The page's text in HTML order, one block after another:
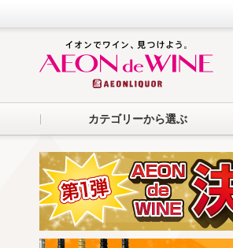
カテゴリーから選ぶ